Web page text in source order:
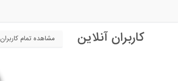
کاربران آنلاین مشاهده تمام کاربران